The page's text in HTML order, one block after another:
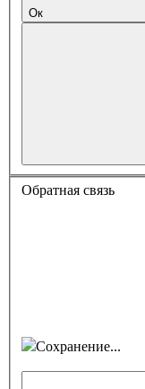
Ок
Обратная связь
Сохранение...